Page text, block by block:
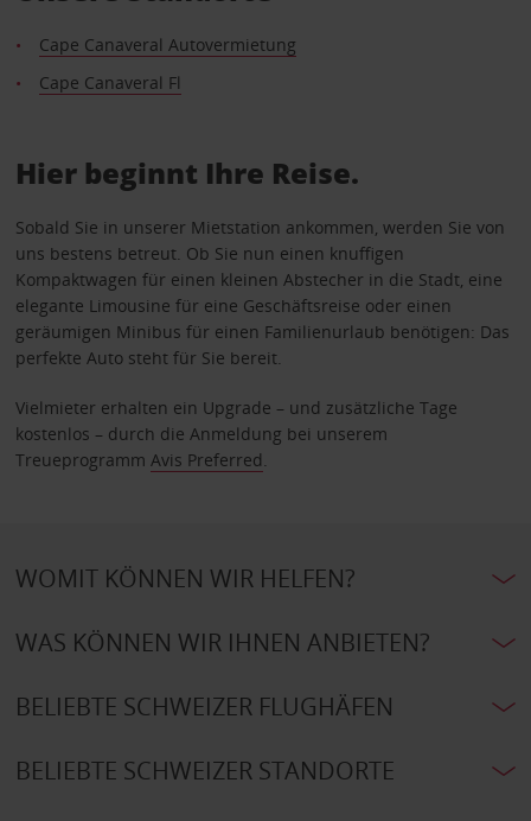
Cape Canaveral Autovermietung
Cape Canaveral Fl
Hier beginnt Ihre Reise.
Sobald Sie in unserer Mietstation ankommen, werden Sie von
uns bestens betreut. Ob Sie nun einen knuffigen
Kompaktwagen für einen kleinen Abstecher in die Stadt, eine
elegante Limousine für eine Geschäftsreise oder einen
geräumigen Minibus für einen Familienurlaub benötigen: Das
perfekte Auto steht für Sie bereit.
Vielmieter erhalten ein Upgrade – und zusätzliche Tage
kostenlos – durch die Anmeldung bei unserem
Treueprogramm Avis Preferred
WOMIT KÖNNEN WIR HELFEN?
WAS KÖNNEN WIR IHNEN ANBIETEN?
BELIEBTE SCHWEIZER FLUGHÄFEN
BELIEBTE SCHWEIZER STANDORTE